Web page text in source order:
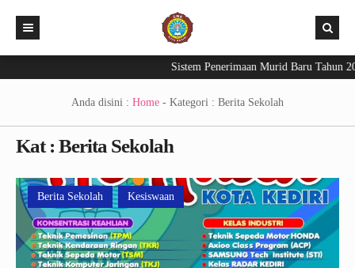
Aplikasi
E-Raport
INFO KELULUSAN 2026
Sistem Penerimaan Murid Baru Tahun
Anda disini : Home - Kategori : Berita Sekolah
Kat : Berita Sekolah
Berita Sekolah Kesiswaan